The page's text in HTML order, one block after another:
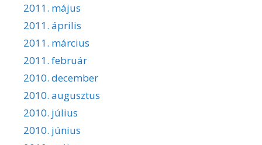
2011. május
2011. április
2011. március
2011. február
2010. december
2010. augusztus
2010. július
2010. június